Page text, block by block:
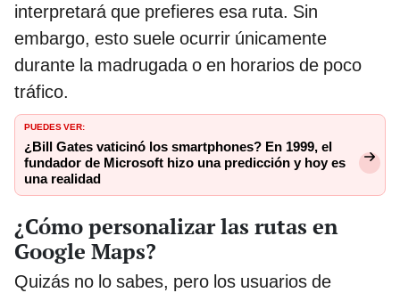
interpretará que prefieres esa ruta. Sin
embargo, esto suele ocurrir únicamente
durante la madrugada o en horarios de poco
tráfico.
PUEDES VER:
¿Bill Gates vaticinó los smartphones? En 1999, el
fundador de Microsoft hizo una predicción y hoy es
una realidad
¿Cómo personalizar las rutas en
Google Maps?
Quizás no lo sabes, pero los usuarios de